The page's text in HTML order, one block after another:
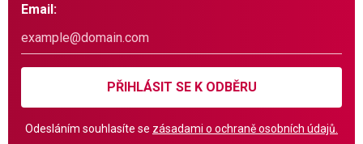
Email:
PŘIHLÁSIT SE K ODBĚRU
Odesláním souhlasíte se zásadami o ochraně osobních údajů.